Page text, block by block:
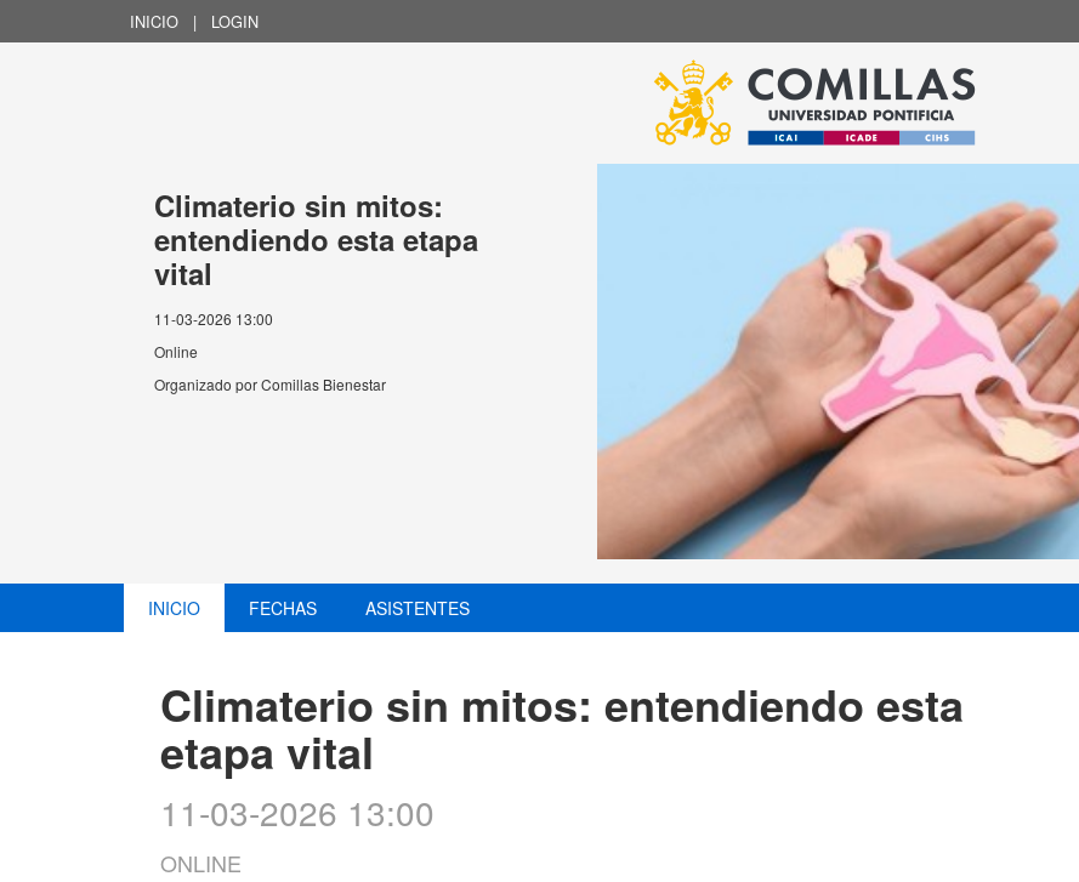
INICIO | LOGIN
Climaterio sin mitos:
entendiendo esta etapa
vital
11-03-2026 13:00
Online
Organizado porComillas Bienestar
INICIO FECHAS ASISTENTES
Climaterio sin mitos: entendiendo esta
etapa vital
11-03-2026 13:00
ONLINE